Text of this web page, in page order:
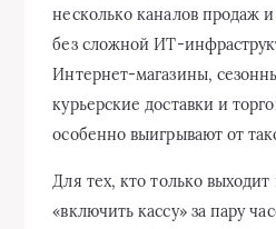
несколько каналов продаж
без сложной
Интернет‑магазины,
курьерские доставки и
особенно выигрывают от
Для тех, кто только
«включить кассу» за пару